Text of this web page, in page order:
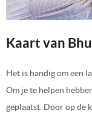
Kaart van
Het is handig om een
Om je te helpen
geplaatst. Door op de